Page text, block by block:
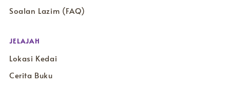
Soalan Lazim (FAQ)
JELAJAH
Lokasi Kedai
Cerita Buku